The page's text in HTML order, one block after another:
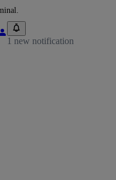
1 new notification